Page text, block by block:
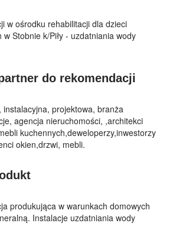
w ośrodku rehabilitacji dla dzieci
w Stobnie k/Piły - uzdatniania wody
do rekomendacji
instalacyjna, projektowa, branża
agencja nieruchomości, ,architekci
kuchennych,deweloperzy,inwestorzy
okien,drzwi, mebli.
produkująca w warunkach domowych
Instalacje uzdatniania wody